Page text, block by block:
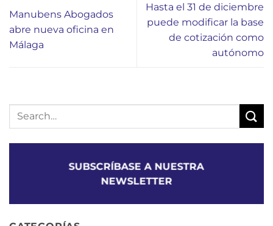
Manubens Abogados
abre nueva oficina en
Málaga
Hasta el 31 de diciembre
puede modificar la base
de cotización como
autónomo
SUBSCRÍBASE A NUESTRA
NEWSLETTER